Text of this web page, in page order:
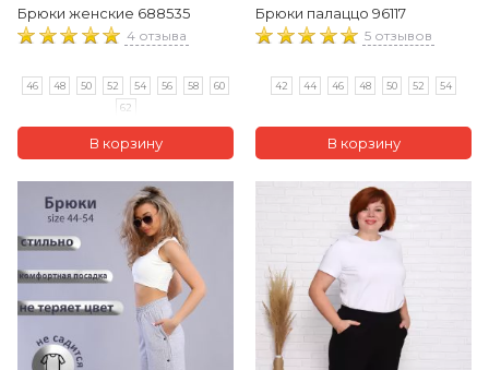
Брюки женские 688535
4 отзыва
46 48 50 52 54 56 58
60
62
Брюки палаццо 96117
5 отзывов
42 44 46 48 50 52 54